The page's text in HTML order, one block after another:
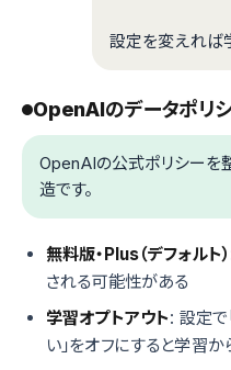
設定を変えれば
OpenAIのデータポリ
OpenAIの公式ポリシーを
造です。
無料版・Plus（デフォルト）
される可能性がある
学習オプトアウト: 設定で
い」をオフにすると学習